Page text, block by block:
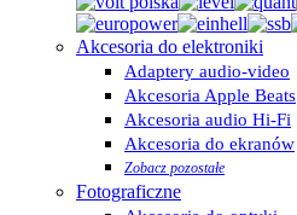
Akcesoria do elektroniki
Adaptery audio-video
Akcesoria Apple Beats
Akcesoria audio Hi-Fi
Akcesoria do ekranów
Zobacz pozostałe
Fotograficzne